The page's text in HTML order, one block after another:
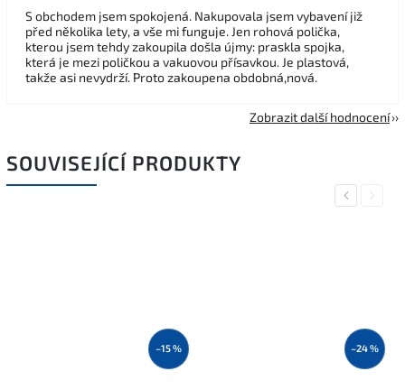
S obchodem jsem spokojená. Nakupovala jsem vybavení již
před několika lety, a vše mi funguje. Jen rohová polička,
kterou jsem tehdy zakoupila došla újmy: praskla spojka,
která je mezi poličkou a vakuovou přísavkou. Je plastová,
takže asi nevydrží. Proto zakoupena obdobná,nová.
Zobrazit další hodnocení
SOUVISEJÍCÍ PRODUKTY
Previous
–15 % –24 %
Next